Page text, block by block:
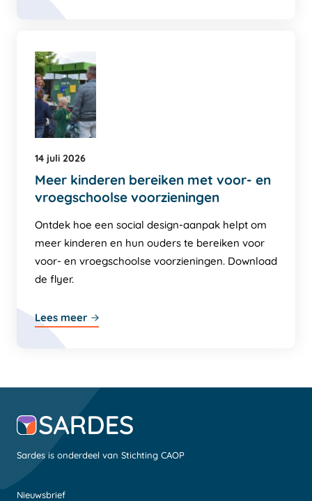
14 juli 2026
Meer kinderen bereiken met voor- en
vroegschoolse voorzieningen
Ontdek hoe een social design-aanpak helpt om
meer kinderen en hun ouders te bereiken voor
voor- en vroegschoolse voorzieningen. Download
de flyer.
Lees meer
Sardes is onderdeel van Stichting CAOP
Nieuwsbrief